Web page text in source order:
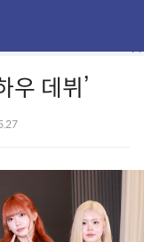
우 데뷔’